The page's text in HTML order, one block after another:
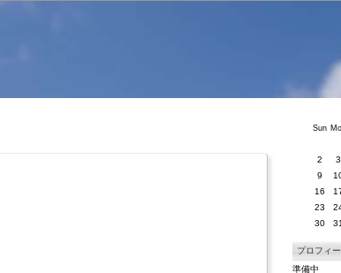
Sun
2
3
9
16
23
30
31
プロフィ
準備中